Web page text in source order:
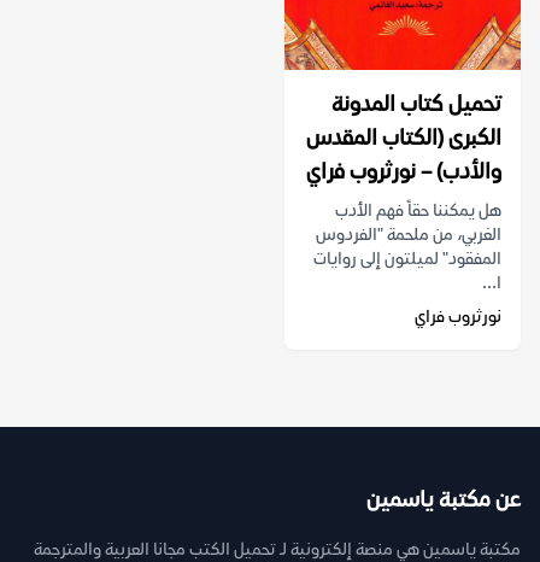
تحميل كتاب المدونة
الكبرى (الكتاب المقدس
والأدب) – نورثروب فراي
هل يمكننا حقاً فهم الأدب
الغربي، من ملحمة "الفردوس
المفقود" لميلتون إلى روايات
ا...
نورثروب فراي
عن مكتبة ياسمين
مكتبة ياسمين هي منصة إلكترونية لـ تحميل الكتب مجانا العربية والمترجمة